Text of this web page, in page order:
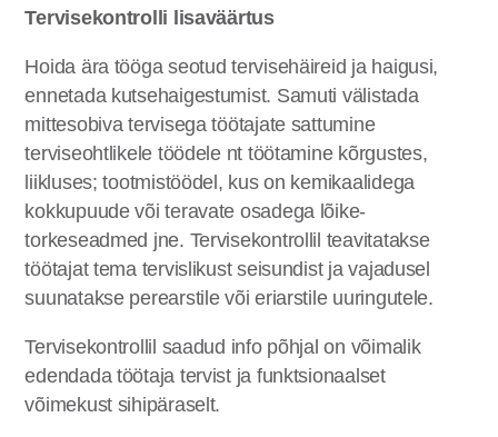
Tervisekontrolli lisaväärtus
Hoida ära tööga seotud tervisehäireid ja haigusi,
ennetada kutsehaigestumist. Samuti välistada
mittesobiva tervisega töötajate sattumine
terviseohtlikele töödele nt töötamine kõrgustes,
liikluses; tootmistöödel, kus on kemikaalidega
kokkupuude või teravate osadega lõike-
torkeseadmed jne. Tervisekontrollil teavitatakse
töötajat tema tervislikust seisundist ja vajadusel
suunatakse perearstile või eriarstile uuringutele.
Tervisekontrollil saadud info põhjal on võimalik
edendada töötaja tervist ja funktsionaalset
võimekust sihipäraselt.